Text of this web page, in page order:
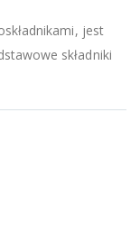
jest
składniki